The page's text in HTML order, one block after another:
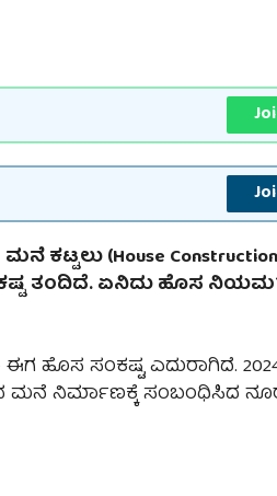
(House
ತಂದಿದೆ. ಏನಿದು ಹೊಸ
ಹೊಸ ಸಂಕಷ್ಟ ಎದುರಾಗಿದೆ.
ಮನೆ ನಿರ್ಮಾಣಕ್ಕೆ ಸಂಬಂಧಿಸಿದ